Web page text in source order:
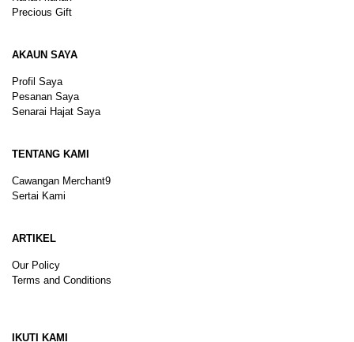
Precious Gift
AKAUN SAYA
Profil Saya
Pesanan Saya
Senarai Hajat Saya
TENTANG KAMI
Cawangan Merchant9
Sertai Kami
ARTIKEL
Our Policy
Terms and Conditions
IKUTI KAMI